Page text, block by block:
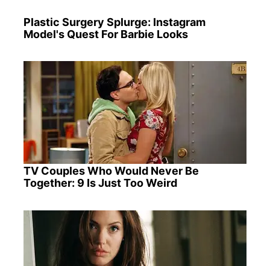
Plastic Surgery Splurge: Instagram
Model's Quest For Barbie Looks
TV Couples Who Would Never Be
Together: 9 Is Just Too Weird